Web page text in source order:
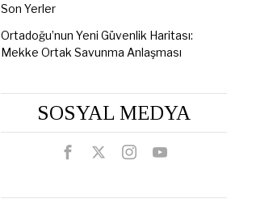
Son Yerler
Ortadoğu’nun Yeni Güvenlik Haritası:
Mekke Ortak Savunma Anlaşması
SOSYAL MEDYA